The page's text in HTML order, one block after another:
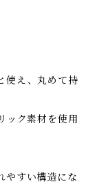
使え、丸めて持
ック素材を使用
やすい構造にな